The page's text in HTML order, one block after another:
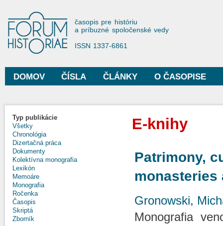
Forum Historiae
časopis pre históriu
a príbuzné spoločenské vedy
ISSN 1337-6861
Hlavné menu
DOMOV ČÍSLA ČLÁNKY O ČASOPISE
Typ publikácie
Všetky
Chronológia
Dizertačná práca
Dokumenty
Kolektívna monografia
Lexikón
Memoáre
Monografia
Ročenka
Časopis
Skriptá
Zborník
E-knihy
Patrimony,
monasteries
Gronowski,
Monografia